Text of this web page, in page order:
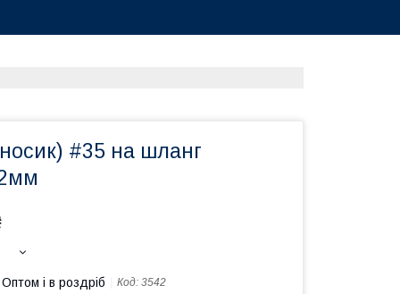
#35 на шланг
Оптом і в роздріб Код: 3542